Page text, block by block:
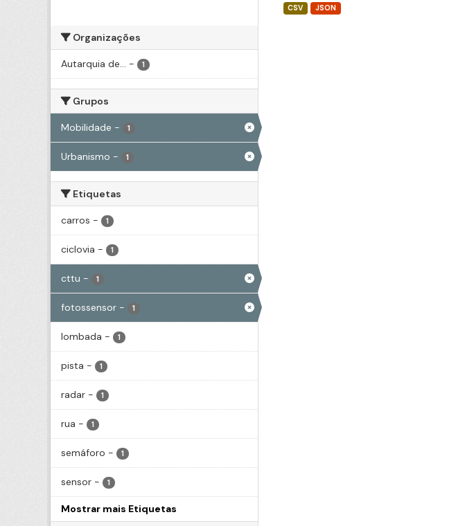
Organizações
Autarquia de... - 1
Grupos
Mobilidade - 1
Urbanismo - 1
Etiquetas
carros - 1
ciclovia - 1
cttu - 1
fotossensor - 1
lombada - 1
pista - 1
radar - 1
rua - 1
semáforo - 1
sensor - 1
Mostrar mais Etiquetas
CSV JSON